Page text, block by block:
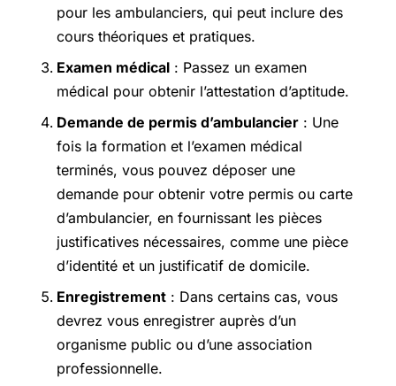
pour les ambulanciers, qui peut inclure des
cours théoriques et pratiques.
Examen médical : Passez un examen
médical pour obtenir l’attestation d’aptitude.
Demande de permis d’ambulancier : Une
fois la formation et l’examen médical
terminés, vous pouvez déposer une
demande pour obtenir votre permis ou carte
d’ambulancier, en fournissant les pièces
justificatives nécessaires, comme une pièce
d’identité et un justificatif de domicile.
Enregistrement : Dans certains cas, vous
devrez vous enregistrer auprès d’un
organisme public ou d’une association
professionnelle.